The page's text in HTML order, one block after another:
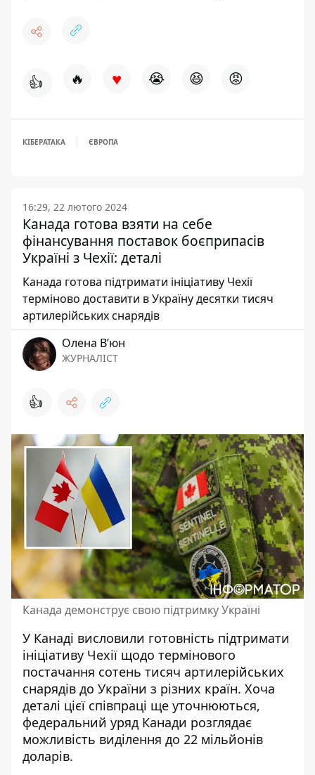
👍 🔥 ♥ 😭 😆 😡
КІБЕРАТАКА ЄВРОПА
16:29, 22 лютого 2024
Канада готова взяти на себе
фінансування поставок боєприпасів
Україні з Чехії: деталі
Канада готова підтримати ініціативу Чехії
терміново доставити в Україну десятки тисяч
артилерійських снарядів
Олена Вʼюн
ЖУРНАЛІСТ
👍
Канада демонструє свою підтримку Україні
У Канаді висловили готовність підтримати
ініціативу Чехії щодо термінового
постачання сотень тисяч артилерійських
снарядів до України з різних країн. Хоча
деталі цієї співпраці ще уточнюються,
федеральний уряд Канади розглядає
можливість виділення до 22 мільйонів
доларів.